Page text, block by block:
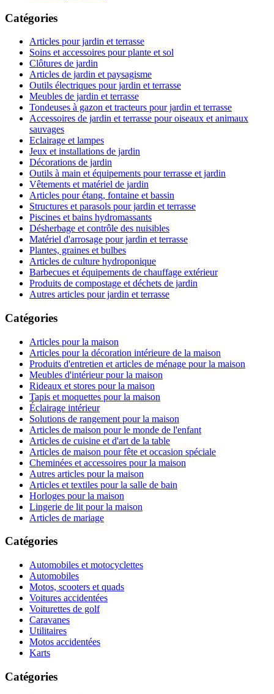
Catégories
Articles pour jardin et terrasse
Soins et accessoires pour plante et sol
Clôtures de jardin
Articles de jardin et paysagisme
Outils électriques pour jardin et terrasse
Meubles de jardin et terrasse
Tondeuses à gazon et tracteurs pour jardin et terrasse
Accessoires de jardin et terrasse pour oiseaux et animaux
sauvages
Eclairage et lampes
Jeux et installations de jardin
Décorations de jardin
Outils à main et équipements pour terrasse et jardin
Vêtements et matériel de jardin
Articles pour étang, fontaine et bassin
Structures et parasols pour jardin et terrasse
Piscines et bains hydromassants
Désherbage et contrôle des nuisibles
Matériel d'arrosage pour jardin et terrasse
Plantes, graines et bulbes
Articles de culture hydroponique
Barbecues et équipements de chauffage extérieur
Produits de compostage et déchets de jardin
Autres articles pour jardin et terrasse
Catégories
Articles pour la maison
Articles pour la décoration intérieure de la maison
Produits d'entretien et articles de ménage pour la maison
Meubles d'intérieur pour la maison
Rideaux et stores pour la maison
Tapis et moquettes pour la maison
Éclairage intérieur
Solutions de rangement pour la maison
Articles de maison pour le monde de l'enfant
Articles de cuisine et d'art de la table
Articles de maison pour fête et occasion spéciale
Cheminées et accessoires pour la maison
Autres articles pour la maison
Articles et textiles pour la salle de bain
Horloges pour la maison
Lingerie de lit pour la maison
Articles de mariage
Catégories
Automobiles et motocyclettes
Automobiles
Motos, scooters et quads
Voitures accidentées
Voiturettes de golf
Caravanes
Utilitaires
Motos accidentées
Karts
Catégories